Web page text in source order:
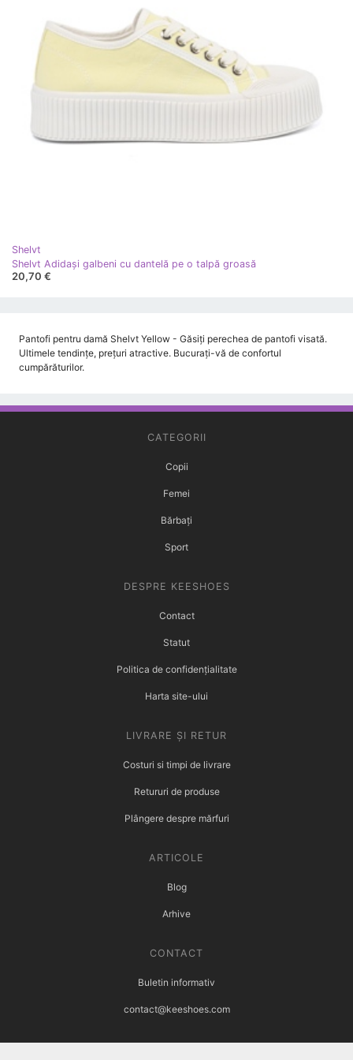
Shelvt
Shelvt Adidași galbeni cu dantelă pe o talpă groasă
20,70 €
Pantofi pentru damă Shelvt Yellow - Găsiți perechea de pantofi visată.
Ultimele tendințe, prețuri atractive. Bucurați-vă de confortul
cumpărăturilor.
CATEGORII
Copii
Femei
Bărbați
Sport
DESPRE KEESHOES
Contact
Statut
Politica de confidențialitate
Harta site-ului
LIVRARE ȘI RETUR
Costuri si timpi de livrare
Retururi de produse
Plângere despre mărfuri
ARTICOLE
Blog
Arhive
CONTACT
Buletin informativ
contact@keeshoes.com